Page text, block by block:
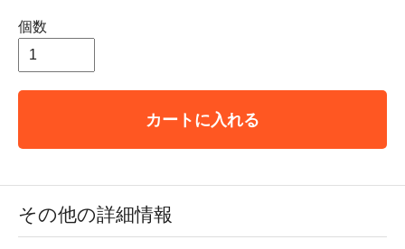
個数
カートに入れる
その他の詳細情報